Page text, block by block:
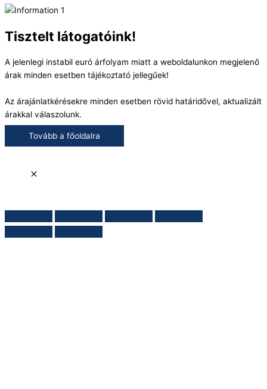
Tisztelt látogatóink!
A jelenlegi instabil euró árfolyam miatt a weboldalunkon megjelenő
árak minden esetben tájékoztató jellegűek!
Az árajánlatkérésekre minden esetben rövid határidővel, aktualizált
árakkal válaszolunk.
Tovább a főoldalra